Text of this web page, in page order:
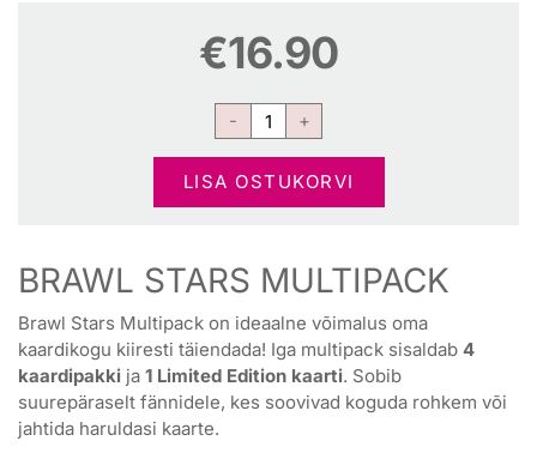
€16.90
LISA OSTUKORVI
BRAWL STARS MULTIPACK
Brawl Stars Multipack on ideaalne võimalus oma
kaardikogu kiiresti täiendada! Iga multipack sisaldab 4
kaardipakki ja 1 Limited Edition kaarti. Sobib
suurepäraselt fännidele, kes soovivad koguda rohkem või
jahtida haruldasi kaarte.